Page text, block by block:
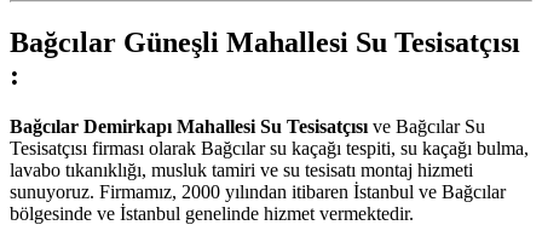
Bağcılar Güneşli Mahallesi Su Tesisatçısı
:
Bağcılar Demirkapı Mahallesi Su Tesisatçısı ve Bağcılar Su
Tesisatçısı firması olarak Bağcılar su kaçağı tespiti, su kaçağı bulma,
lavabo tıkanıklığı, musluk tamiri ve su tesisatı montaj hizmeti
sunuyoruz. Firmamız, 2000 yılından itibaren İstanbul ve Bağcılar
bölgesinde ve İstanbul genelinde hizmet vermektedir.